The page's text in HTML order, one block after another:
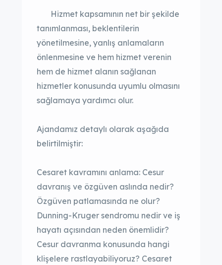
Hizmet kapsamının net bir şekilde
tanımlanması, beklentilerin
yönetilmesine, yanlış anlamaların
önlenmesine ve hem hizmet verenin
hem de hizmet alanın sağlanan
hizmetler konusunda uyumlu olmasını
sağlamaya yardımcı olur.
Ajandamız detaylı olarak aşağıda
belirtilmiştir:
Cesaret kavramını anlama: Cesur
davranış ve özgüven aslında nedir?
Özgüven patlamasında ne olur?
Dunning-Kruger sendromu nedir ve iş
hayatı açısından neden önemlidir?
Cesur davranma konusunda hangi
klişelere rastlayabiliyoruz? Cesaret